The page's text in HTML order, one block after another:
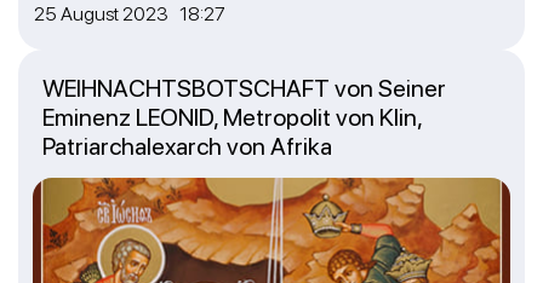
25 August 2023 18:27
WEIHNACHTSBOTSCHAFT von Seiner
Eminenz LEONID, Metropolit von Klin,
Patriarchalexarch von Afrika